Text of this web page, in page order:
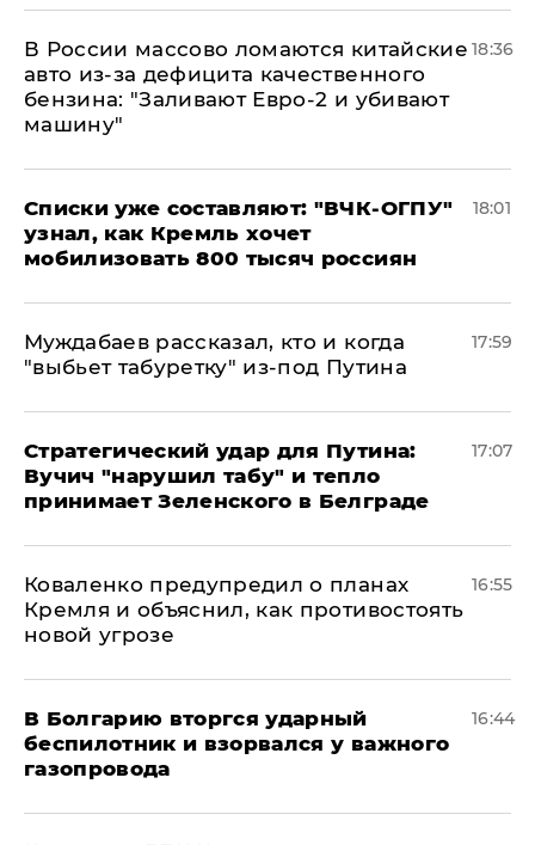
В России массово ломаются китайские
авто из-за дефицита качественного
бензина: "Заливают Евро-2 и убивают
машину"
18:36
Списки уже составляют: "ВЧК-ОГПУ"
узнал, как Кремль хочет
мобилизовать 800 тысяч россиян
18:01
Муждабаев рассказал, кто и когда
"выбьет табуретку" из-под Путина
17:59
Стратегический удар для Путина:
Вучич "нарушил табу" и тепло
принимает Зеленского в Белграде
17:07
Коваленко предупредил о планах
Кремля и объяснил, как противостоять
новой угрозе
16:55
В Болгарию вторгся ударный
беспилотник и взорвался у важного
газопровода
16:44